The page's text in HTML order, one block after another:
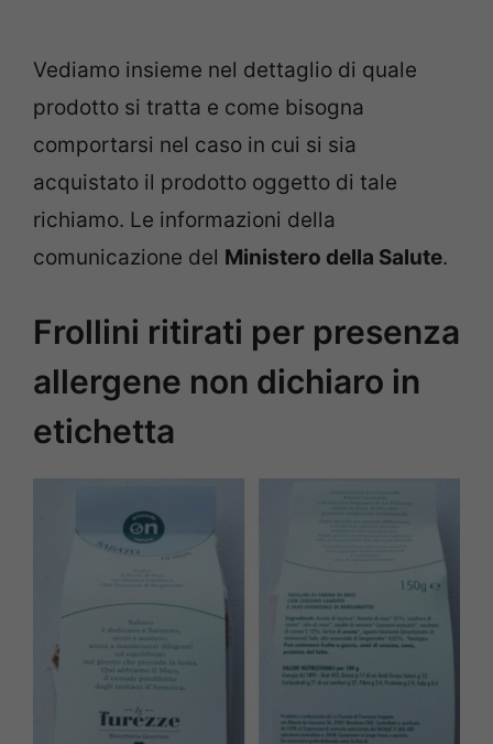
Vediamo insieme nel dettaglio di quale
prodotto si tratta e come bisogna
comportarsi nel caso in cui si sia
acquistato il prodotto oggetto di tale
richiamo. Le informazioni della
comunicazione del Ministero della Salute.
Frollini ritirati per presenza
allergene non dichiaro in
etichetta